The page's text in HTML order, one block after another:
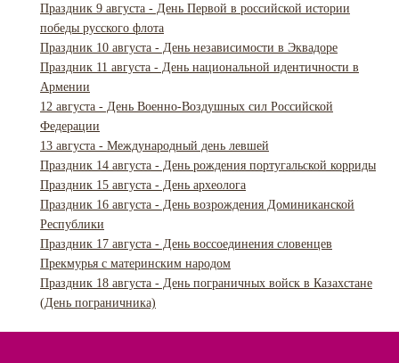
Праздник 9 августа - День Первой в российской истории
победы русского флота
Праздник 10 августа - День независимости в Эквадоре
Праздник 11 августа - День национальной идентичности в
Армении
12 августа - День Военно-Воздушных сил Российской
Федерации
13 августа - Международный день левшей
Праздник 14 августа - День рождения португальской корриды
Праздник 15 августа - День археолога
Праздник 16 августа - День возрождения Доминиканской
Республики
Праздник 17 августа - День воссоединения словенцев
Прекмурья с материнским народом
Праздник 18 августа - День пограничных войск в Казахстане
(День пограничника)